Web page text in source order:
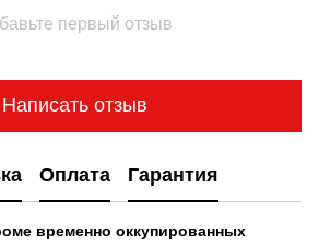
первый отзыв
Написать отзыв
Оплата Гарантия
временно оккупированных